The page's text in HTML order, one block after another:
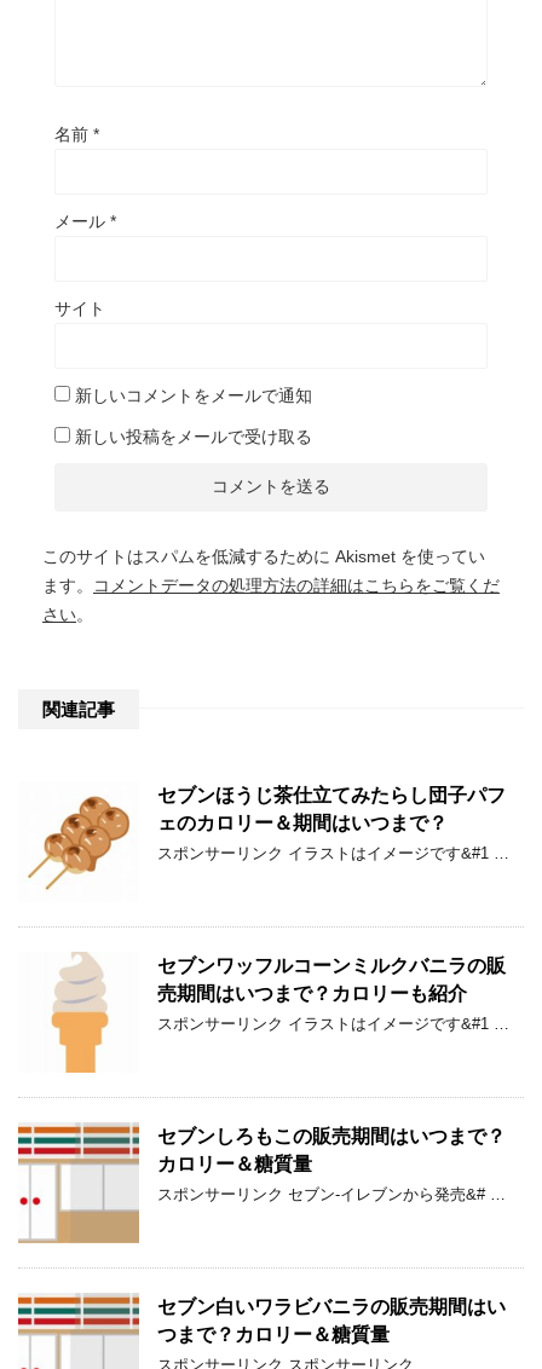
名前 *
メール *
サイト
新しいコメントをメールで通知
新しい投稿をメールで受け取る
このサイトはスパムを低減するために Akismet を使ってい
ます。
コメントデータの処理方法の詳細はこちらをご覧くだ
さい。
関連記事
セブンほうじ茶仕立てみたらし団子パフ
ェのカロリー＆期間はいつまで？
スポンサーリンク イラストはイメージです&#1 …
セブンワッフルコーンミルクバニラの販
売期間はいつまで？カロリーも紹介
スポンサーリンク イラストはイメージです&#1 …
セブンしろもこの販売期間はいつまで？
カロリー＆糖質量
スポンサーリンク セブン-イレブンから発売&# …
セブン白いワラビバニラの販売期間はい
つまで？カロリー＆糖質量
スポンサーリンク スポンサーリンク